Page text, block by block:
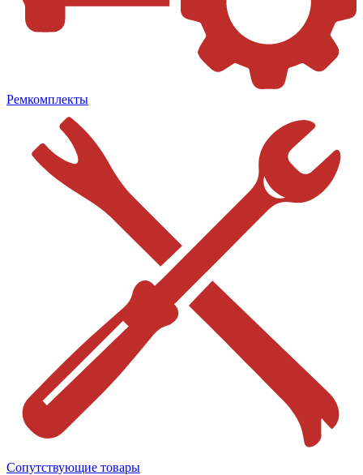
Ремкомплекты
Сопутствующие товары